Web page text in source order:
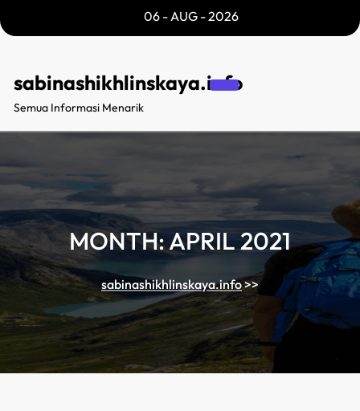
to
06 - AUG - 2026
sabinashikhlinskaya.info
Semua Informasi Menarik
MONTH:APRIL 2021
sabinashikhlinskaya.info>>